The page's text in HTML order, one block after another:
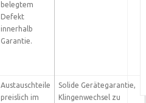
belegtem
Defekt
innerhalb
Garantie.
Austauschteile
preislich im
Solide Gerätegarantie,
Klingenwechsel zu